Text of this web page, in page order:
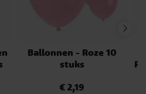
Ballonnen - Roze 10
stuks
Prijs :€ 2,19
€ 2,19